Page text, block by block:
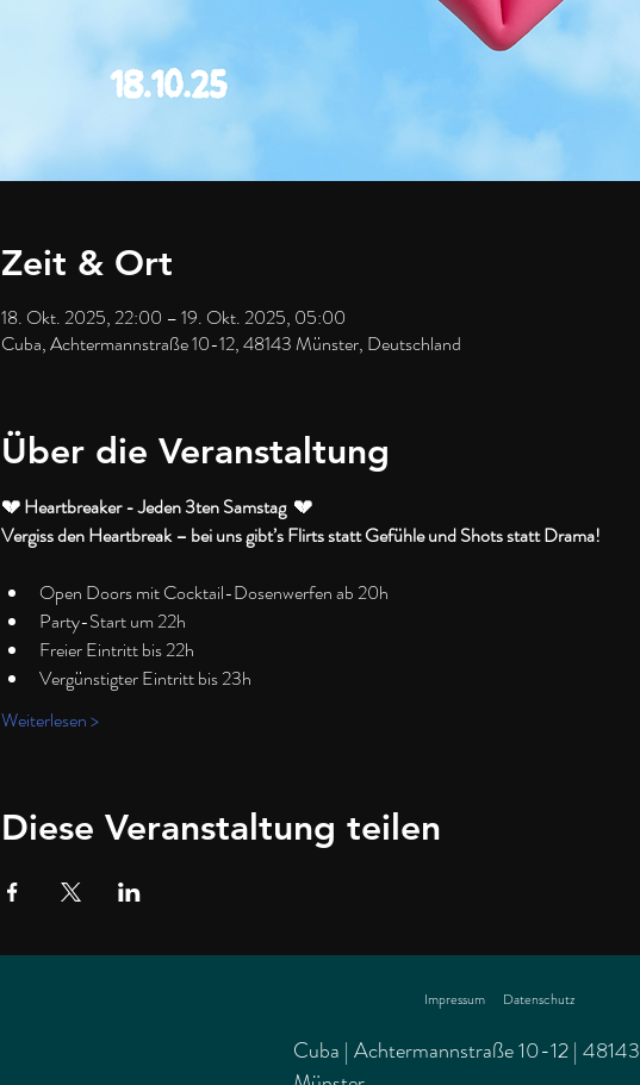
Zeit & Ort
18. Okt. 2025, 22:00 – 19. Okt. 2025, 05:00
Cuba, Achtermannstraße 10-12, 48143 Münster, Deutschland
Über die Veranstaltung
💔 Heartbreaker - Jeden 3ten Samstag  💔
Vergiss den Heartbreak – bei uns gibt’s Flirts statt Gefühle und Shots statt Drama!
Open Doors mit Cocktail-Dosenwerfen ab 20h
Party-Start um 22h
Freier Eintritt bis 22h
Vergünstigter Eintritt bis 23h
Weiterlesen >
Diese Veranstaltung teilen
Impressum Datenschutz
Cuba | Achtermannstraße 10-12 | 48143